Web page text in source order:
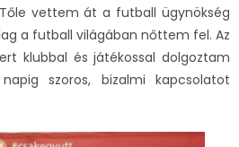
vettem át a futball ügynökség
a futball világában nőttem fel. Az
klubbal és játékossal dolgoztam
szoros, bizalmi kapcsolatot